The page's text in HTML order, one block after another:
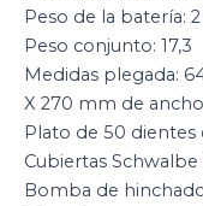
Peso de la batería:
Peso conjunto: 17,3
Medidas plegada:
X 270 mm de
Plato de 50
Cubiertas
Bomba de